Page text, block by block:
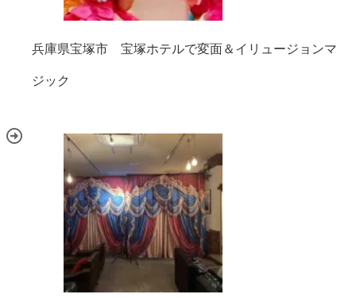
兵庫県宝塚市 宝塚ホテルで変面＆イリュージョンマ
ジック